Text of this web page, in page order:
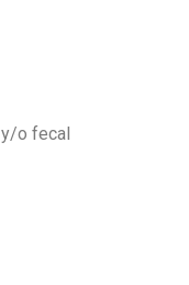
y/o fecal